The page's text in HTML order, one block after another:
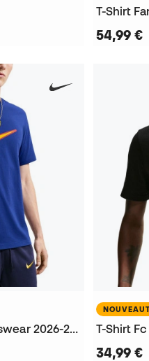
T-Shirt
54,99 €
T-Shirt Fc Barcelona Fanswear 2026-2027
34,99 €